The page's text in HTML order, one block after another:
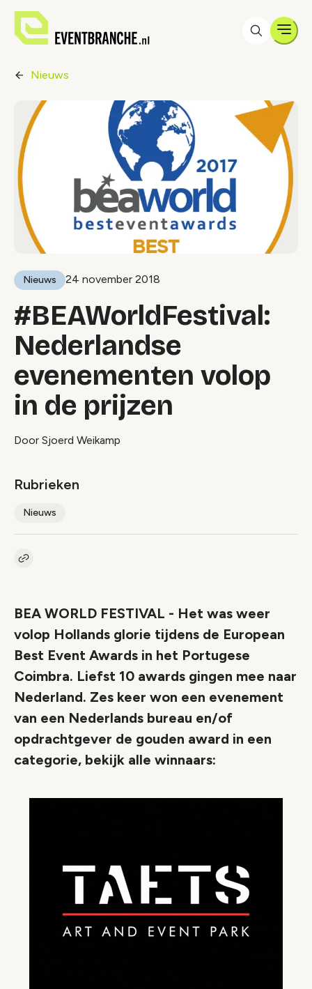
Nieuws
Nieuws 24 november 2018
#BEAWorldFestival:
Nederlandse
evenementen volop
in de prijzen
Door Sjoerd Weikamp
Rubrieken
Nieuws
Kopieer link naar artikel
BEA WORLD FESTIVAL - Het was weer
volop Hollands glorie tijdens de European
Best Event Awards in het Portugese
Coimbra. Liefst 10 awards gingen mee naar
Nederland. Zes keer won een evenement
van een Nederlands bureau en/of
opdrachtgever de gouden award in een
categorie, bekijk alle winnaars: